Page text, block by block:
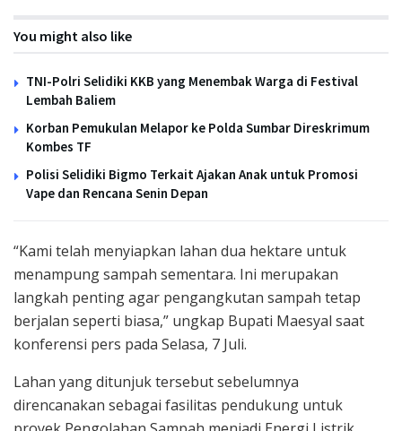
You might also like
TNI-Polri Selidiki KKB yang Menembak Warga di Festival
Lembah Baliem
Korban Pemukulan Melapor ke Polda Sumbar Direskrimum
Kombes TF
Polisi Selidiki Bigmo Terkait Ajakan Anak untuk Promosi
Vape dan Rencana Senin Depan
“Kami telah menyiapkan lahan dua hektare untuk
menampung sampah sementara. Ini merupakan
langkah penting agar pengangkutan sampah tetap
berjalan seperti biasa,” ungkap Bupati Maesyal saat
konferensi pers pada Selasa, 7 Juli.
Lahan yang ditunjuk tersebut sebelumnya
direncanakan sebagai fasilitas pendukung untuk